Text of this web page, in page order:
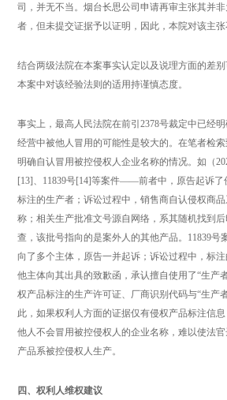
司，并无不当。烟台长思公司申请再审主张其并
者，但未提交证据予以证明，因此，本院对该主
结合两级法院在本案事实认定以及说理方面的差
本案中对该经验法则的适用持谨慎态度。
事实上，最高人民法院在前引2378号裁定中已经
经营中被他人冒用的可能性是较大的。在笔者检
明确自认冒用被控侵权人企业名称的情况。如（
[13]、11839号[14]等案件——前者中，原告起诉了
标注的生产者；诉讼过程中，销售商自认侵权商品
称；相关生产批准文号源自网络，系其随机找到
查，该批号指向的是案外人的其他产品。11839号
向了多个主体，原告一并起诉；诉讼过程中，标
他主体向其出具的致歉函，承认擅自使用了“生产
权产品标注的生产许可证、厂商识别代码与“生产
此，如果权利人方面的证据仅有侵权产品标注信
他人不会冒用被控侵权人的企业名称，难以使法
产品系被控侵权人生产。
四、权利人维权建议